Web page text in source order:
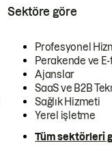
Sektöre göre
Profesyonel
Perakende ve
Ajanslar
SaaS ve B2B
Sağlık Hizmeti
Yerel işletme
Tüm sektörleri